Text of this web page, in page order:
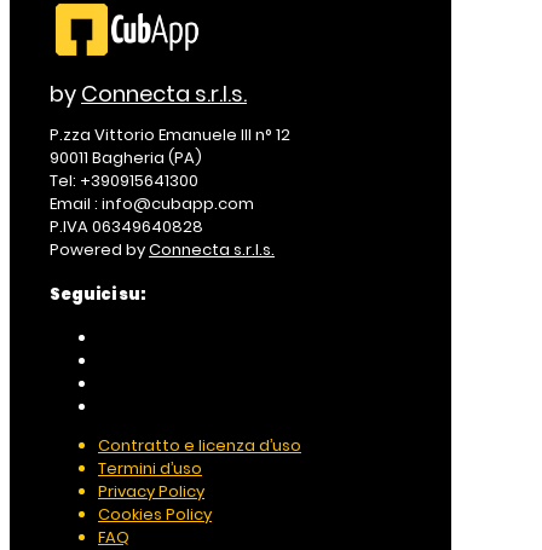
by Connecta s.r.l.s.
P.zza Vittorio Emanuele III n° 12
90011 Bagheria (PA)
Tel: +390915641300
Email : info@cubapp.com
P.IVA 06349640828
Powered byConnecta s.r.l.s.
Seguici su:
Contratto e licenza d’uso
Termini d’uso
Privacy Policy
Cookies Policy
FAQ